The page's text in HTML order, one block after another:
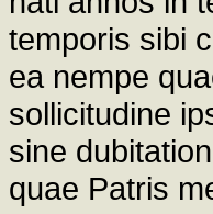
temporis sibi
ea nempe
sollicitudine
sine
quae Patris